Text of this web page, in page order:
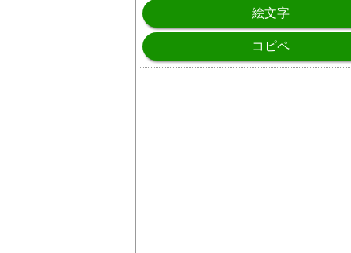
絵文字
コピペ